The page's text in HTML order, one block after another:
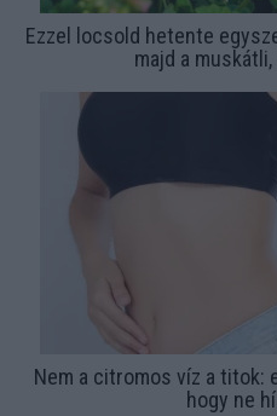
Ezzel locsold hetente
majd a
Nem a citromos víz a titok:
hogy ne